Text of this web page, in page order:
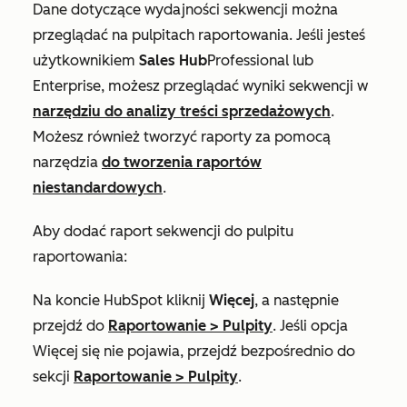
Dane dotyczące wydajności sekwencji można
przeglądać na pulpitach raportowania. Jeśli jesteś
użytkownikiem Sales HubProfessional lub
Enterprise, możesz przeglądać wyniki sekwencji w
narzędziu do analizy treści sprzedażowych.
Możesz również tworzyć raporty za pomocą
narzędzia do tworzenia raportów
niestandardowych.
Aby dodać raport sekwencji do pulpitu
raportowania:
Na koncie HubSpot kliknij Więcej, a następnie
przejdź do Raportowanie > Pulpity. Jeśli opcja
Więcej się nie pojawia, przejdź bezpośrednio do
sekcji Raportowanie > Pulpity.